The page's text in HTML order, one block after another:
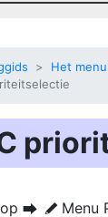
Het
U A Menu